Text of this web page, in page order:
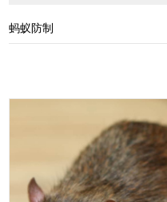
蚂蚁防制